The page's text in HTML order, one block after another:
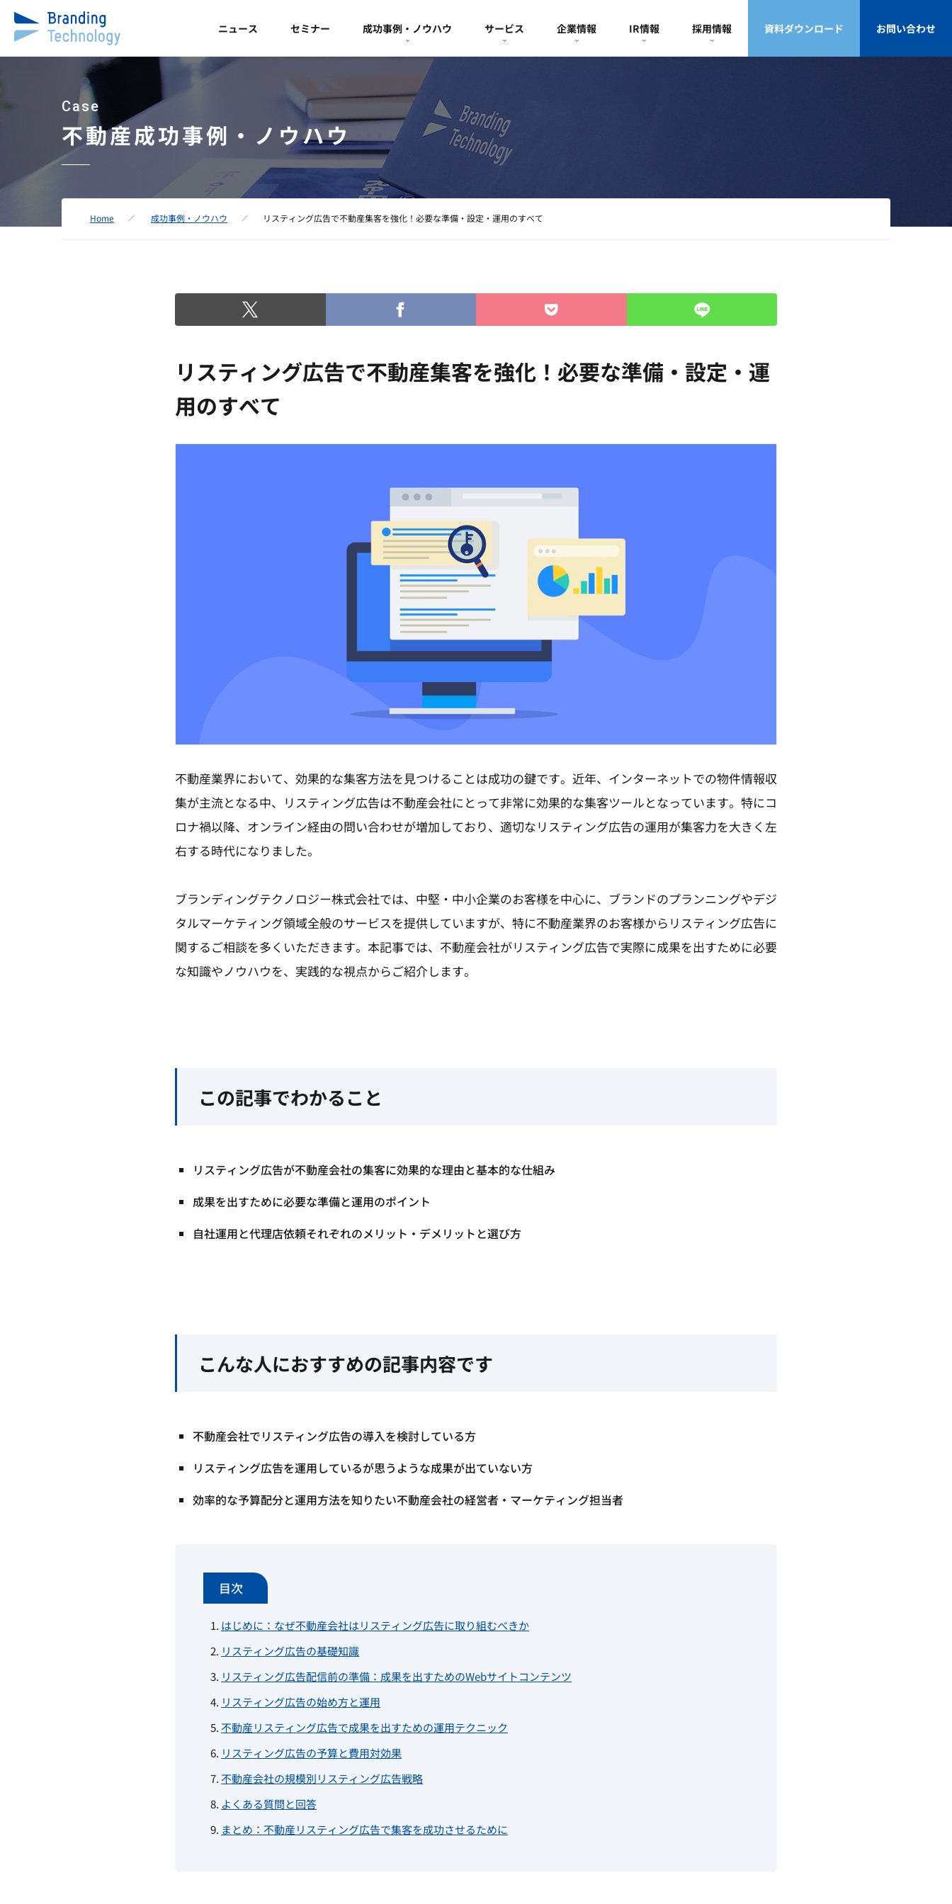
ニュース セミナー 成功事例・ノウハウ サービス 企業情報 IR情報 採用情報 資料ダウンロード お問い合わせ
Case
不動産成功事例・ノウハウ
Home 成功事例・ノウハウ リスティング広告で不動産集客を強化！必要な準備・設定・運用のすべて
リスティング広告で不動産集客を強化！必要な準備・設定・運
用のすべて
不動産業界において、効果的な集客方法を見つけることは成功の鍵です。近年、インターネットでの物件情報収
集が主流となる中、リスティング広告は不動産会社にとって非常に効果的な集客ツールとなっています。特にコ
ロナ禍以降、オンライン経由の問い合わせが増加しており、適切なリスティング広告の運用が集客力を大きく左
右する時代になりました。
ブランディングテクノロジー株式会社では、中堅・中小企業のお客様を中心に、ブランドのプランニングやデジ
タルマーケティング領域全般のサービスを提供していますが、特に不動産業界のお客様からリスティング広告に
関するご相談を多くいただきます。本記事では、不動産会社がリスティング広告で実際に成果を出すために必要
な知識やノウハウを、実践的な視点からご紹介します。
この記事でわかること
リスティング広告が不動産会社の集客に効果的な理由と基本的な仕組み
成果を出すために必要な準備と運用のポイント
自社運用と代理店依頼それぞれのメリット・デメリットと選び方
こんな人におすすめの記事内容です
不動産会社でリスティング広告の導入を検討している方
リスティング広告を運用しているが思うような成果が出ていない方
効率的な予算配分と運用方法を知りたい不動産会社の経営者・マーケティング担当者
目次
はじめに：なぜ不動産会社はリスティング広告に取り組むべきか
リスティング広告の基礎知識
リスティング広告配信前の準備：成果を出すためのWebサイトコンテンツ
リスティング広告の始め方と運用
不動産リスティング広告で成果を出すための運用テクニック
リスティング広告の予算と費用対効果
不動産会社の規模別リスティング広告戦略
よくある質問と回答
まとめ：不動産リスティング広告で集客を成功させるために